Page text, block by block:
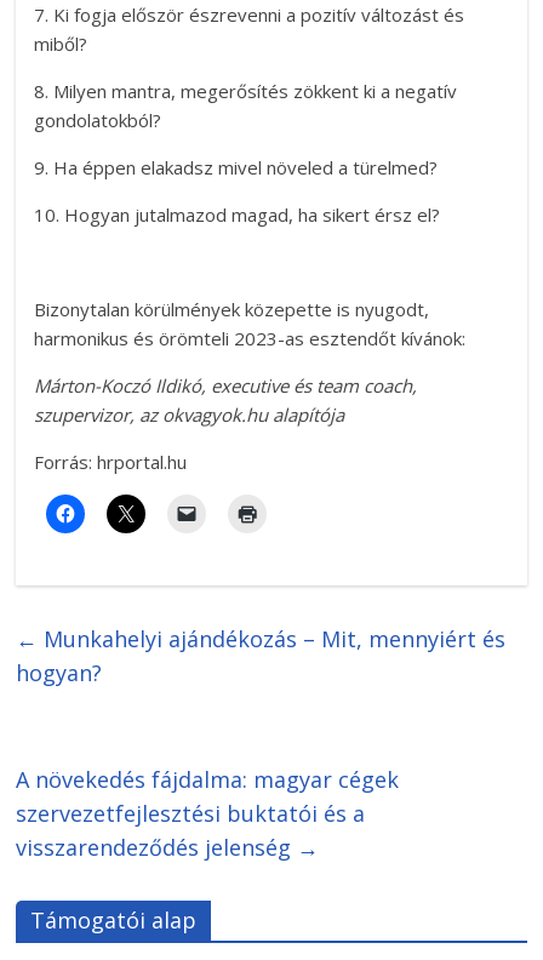
7. Ki fogja először észrevenni a pozitív változást és
miből?
8. Milyen mantra, megerősítés zökkent ki a negatív
gondolatokból?
9. Ha éppen elakadsz mivel növeled a türelmed?
10. Hogyan jutalmazod magad, ha sikert érsz el?
Bizonytalan körülmények közepette is nyugodt,
harmonikus és örömteli 2023-as esztendőt kívánok:
Márton-Koczó Ildikó, executive és team coach,
szupervizor, az okvagyok.hu alapítója
Forrás: hrportal.hu
← Munkahelyi ajándékozás – Mit, mennyiért és
hogyan?
A növekedés fájdalma: magyar cégek
szervezetfejlesztési buktatói és a
visszarendeződés jelenség →
Támogatói alap